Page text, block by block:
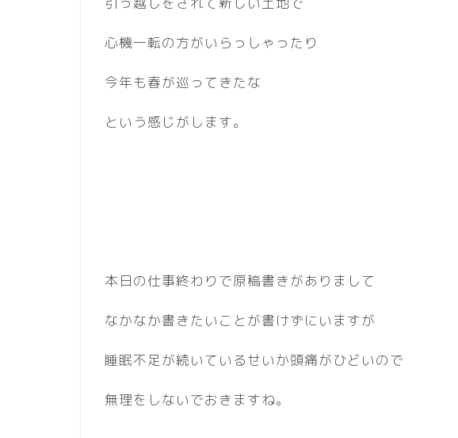
心機一転の方がいらっしゃったり
今年も春が巡ってきたな
という感じがします。
本日の仕事終わりで原稿書きがありまして
なかなか書きたいことが書けずにいますが
睡眠不足が続いているせいか頭痛がひどいので
無理をしないでおきますね。